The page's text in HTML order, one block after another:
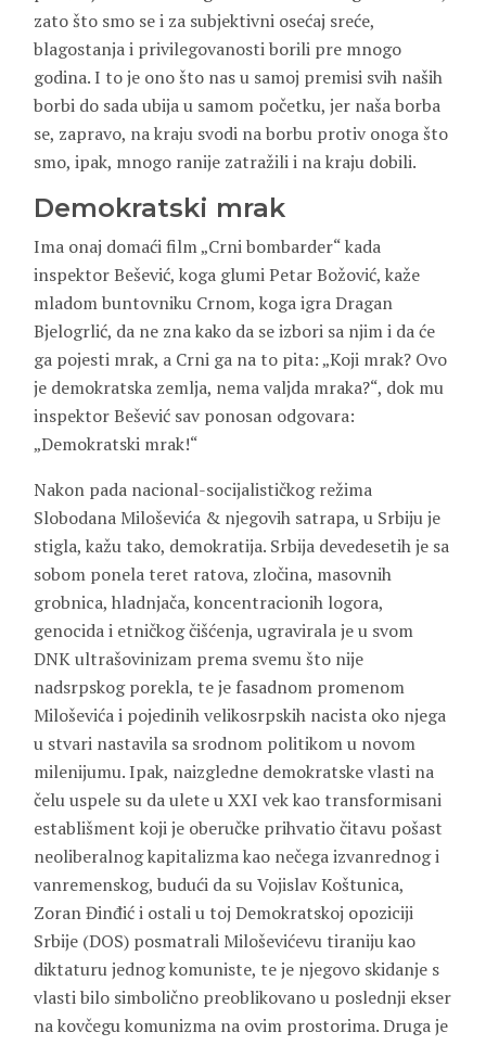
zato što smo se i za subjektivni osećaj sreće,
blagostanja i privilegovanosti borili pre mnogo
godina. I to je ono što nas u samoj premisi svih naših
borbi do sada ubija u samom početku, jer naša borba
se, zapravo, na kraju svodi na borbu protiv onoga što
smo, ipak, mnogo ranije zatražili i na kraju dobili.
Demokratski mrak
Ima onaj domaći film „Crni bombarder“ kada
inspektor Bešević, koga glumi Petar Božović, kaže
mladom buntovniku Crnom, koga igra Dragan
Bjelogrlić, da ne zna kako da se izbori sa njim i da će
ga pojesti mrak, a Crni ga na to pita: „Koji mrak? Ovo
je demokratska zemlja, nema valjda mraka?“, dok mu
inspektor Bešević sav ponosan odgovara:
„Demokratski mrak!“
Nakon pada nacional-socijalističkog režima
Slobodana Miloševića & njegovih satrapa, u Srbiju je
stigla, kažu tako, demokratija. Srbija devedesetih je sa
sobom ponela teret ratova, zločina, masovnih
grobnica, hladnjača, koncentracionih logora,
genocida i etničkog čišćenja, ugravirala je u svom
DNK ultrašovinizam prema svemu što nije
nadsrpskog porekla, te je fasadnom promenom
Miloševića i pojedinih velikosrpskih nacista oko njega
u stvari nastavila sa srodnom politikom u novom
milenijumu. Ipak, naizgledne demokratske vlasti na
čelu uspele su da ulete u XXI vek kao transformisani
establišment koji je oberučke prihvatio čitavu pošast
neoliberalnog kapitalizma kao nečega izvanrednog i
vanremenskog, budući da su Vojislav Koštunica,
Zoran Đinđić i ostali u toj Demokratskoj opoziciji
Srbije (DOS) posmatrali Miloševićevu tiraniju kao
diktaturu jednog komuniste, te je njegovo skidanje s
vlasti bilo simbolično preoblikovano u poslednji ekser
na kovčegu komunizma na ovim prostorima. Druga je